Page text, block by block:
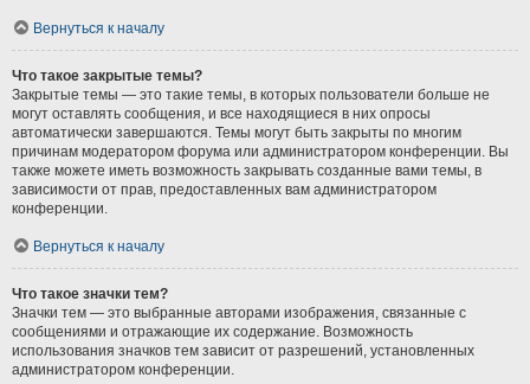
Вернуться к началу
Что такое закрытые темы?
Закрытые темы — это такие темы, в которых пользователи больше не
могут оставлять сообщения, и все находящиеся в них опросы
автоматически завершаются. Темы могут быть закрыты по многим
причинам модератором форума или администратором конференции. Вы
также можете иметь возможность закрывать созданные вами темы, в
зависимости от прав, предоставленных вам администратором
конференции.
Вернуться к началу
Что такое значки тем?
Значки тем — это выбранные авторами изображения, связанные с
сообщениями и отражающие их содержание. Возможность
использования значков тем зависит от разрешений, установленных
администратором конференции.